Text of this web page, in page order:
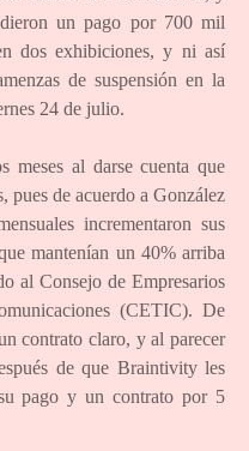
un pago por 700 mil
dos exhibiciones, y ni así
de suspensión en la
24 de julio.
meses al darse cuenta que
pues de acuerdo a González
incrementaron sus
mantenían un 40% arriba
al Consejo de Empresarios
(CETIC). De
contrato claro, y al parecer
de que Braintivity les
pago y un contrato por 5